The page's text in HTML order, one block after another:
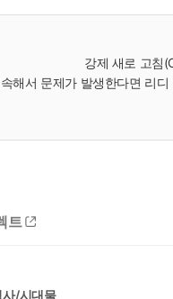
강제 새로 고침
해서 문제가 발생한다면 리
트
사/시대물